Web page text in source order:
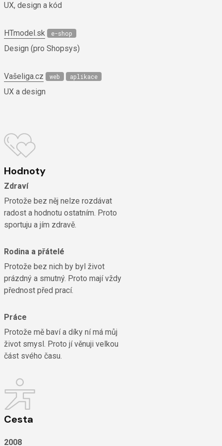
UX, design a kód
HTmodel.sk e-shop
Design (pro Shopsys)
Vašeliga.cz web aplikace
UX a design
Hodnoty
Zdraví
Protože bez něj nelze rozdávat
radost a hodnotu ostatním. Proto
sportuju a jím zdravě.
Rodina a přátelé
Protože bez nich by byl život
prázdný a smutný. Proto mají vždy
přednost před prací.
Práce
Protože mě baví a díky ní má můj
život smysl. Proto jí věnuji velkou
část svého času.
Cesta
2008